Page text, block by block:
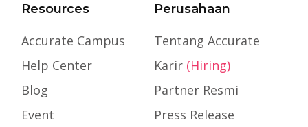
Resources
Accurate Campus
Help Center
Blog
Event
Perusahaan
Tentang Accurate
Karir (Hiring)
Partner Resmi
Press Release